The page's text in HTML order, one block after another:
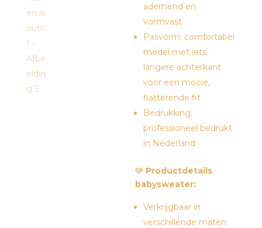
ademend en
vormvast
Pasvorm: comfortabel
model met iets
langere achterkant
voor een mooie,
flatterende fit
Bedrukking:
professioneel bedrukt
in Nederland
🩶 Productdetails
babysweater:
Verkrijgbaar in
verschillende maten: